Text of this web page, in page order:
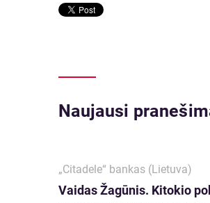
Naujausi
„Citadele“ bankas (Lietuva)
Vaidas Žagūnis. Kitokio